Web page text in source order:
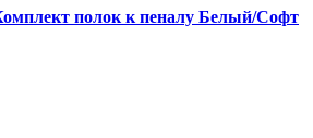
полок к пеналу Белый/Софт